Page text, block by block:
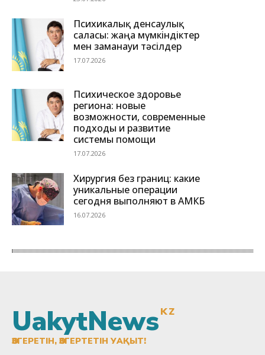
UakytNewsKZ
ӨЗГЕРЕТІН, ӨЗГЕРТЕТІН УАҚЫТ!